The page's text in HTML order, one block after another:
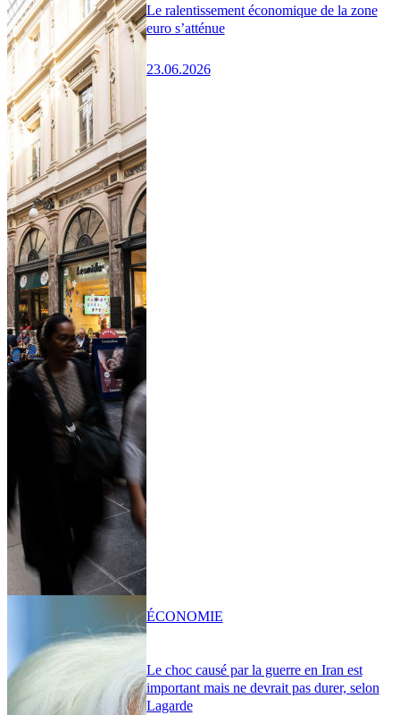
Le ralentissement économique de la zone
euro s’atténue
23.06.2026
Le choc causé par la guerre en Iran est
important mais ne devrait pas durer, selon
Lagarde
ÉCONOMIE